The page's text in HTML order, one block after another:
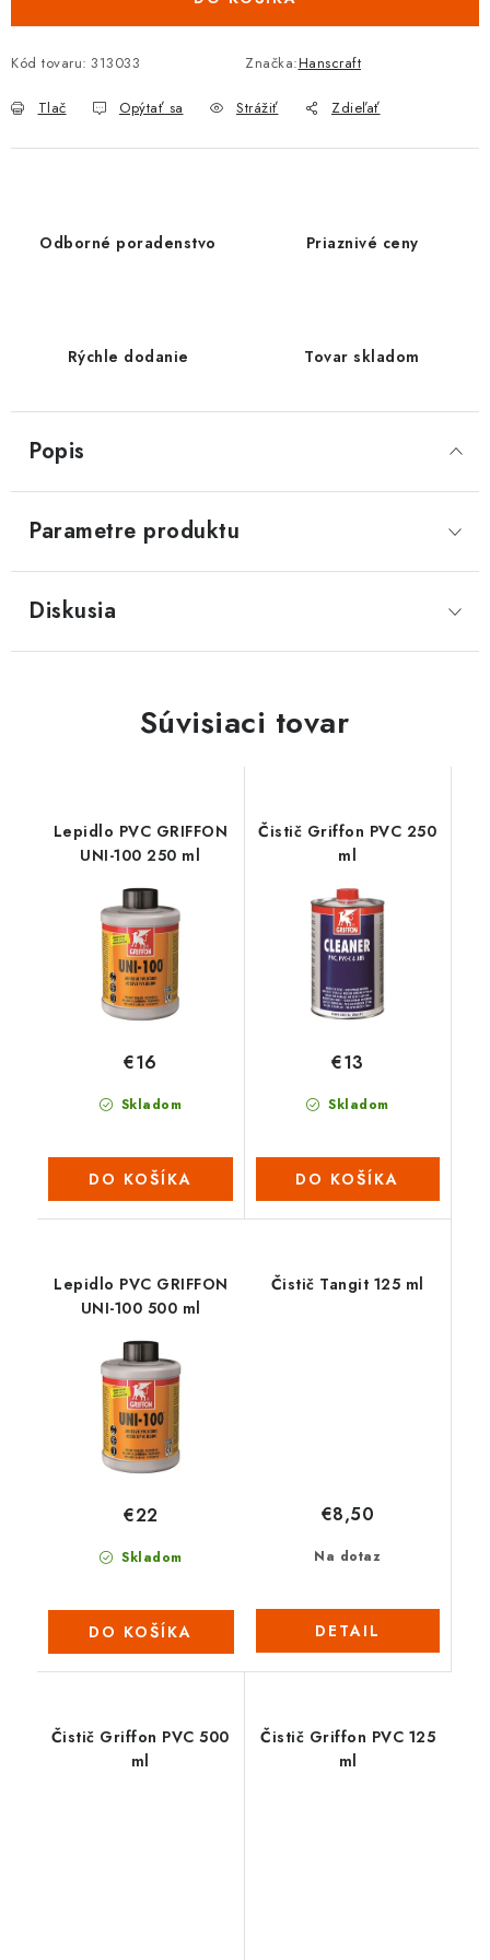
Kód tovaru: 313033 Značka:Hanscraft
Tlač Opýtať sa Strážiť Zdieľať
Odborné poradenstvo Priaznivé ceny
Rýchle dodanie Tovar skladom
Popis
Parametre produktu
Diskusia
Súvisiaci tovar
Lepidlo PVC GRIFFON
UNI-100 250 ml
Skladom
€16
DO KOŠÍKA
Čistič Griffon PVC 250
ml
Skladom
€13
DO KOŠÍKA
Lepidlo PVC GRIFFON
UNI-100 500 ml
Skladom
€22
DO KOŠÍKA
Čistič Tangit 125 ml
Na dotaz
€8,50
DETAIL
Čistič Griffon PVC 500
ml
Čistič Griffon PVC 125
ml